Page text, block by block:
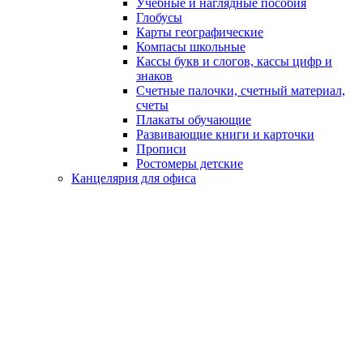
Глобусы
Карты географические
Компасы школьные
Кассы букв и слогов, кассы цифр и
знаков
Счетные палочки, счетный материал,
счеты
Плакаты обучающие
Развивающие книги и карточки
Прописи
Ростомеры детские
Канцелярия для офиса